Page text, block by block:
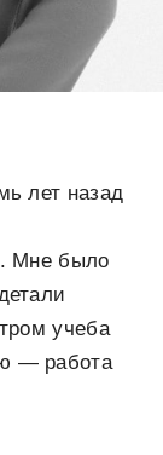
лет назад
Мне было
учеба
— работа